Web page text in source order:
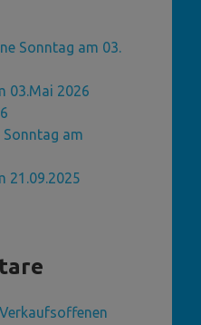
Sonntag am 03.
03.Mai 2026
am
21.09.2025